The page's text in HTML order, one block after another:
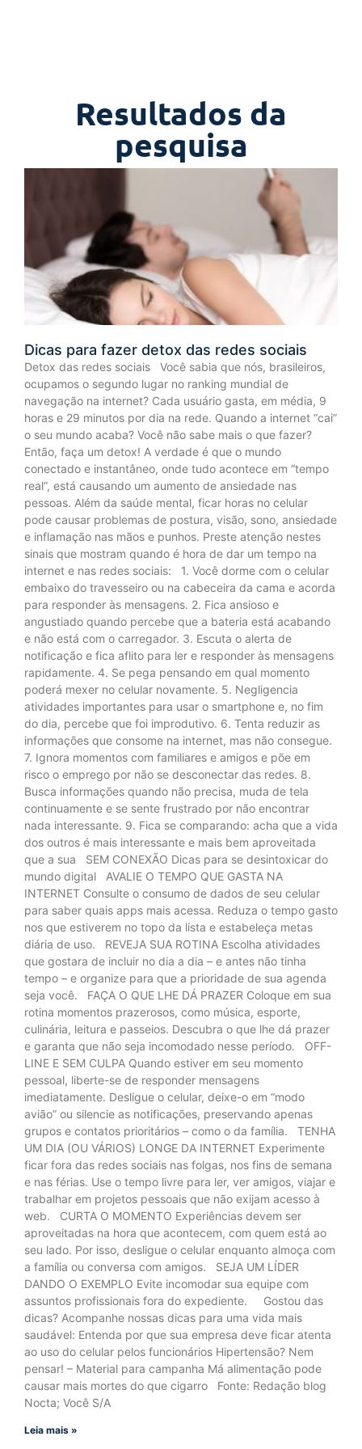
Resultados da
pesquisa
Dicas para fazer detox das redes sociais
Detox das redes sociais Você sabia que nós, brasileiros,
ocupamos o segundo lugar no ranking mundial de
navegação na internet? Cada usuário gasta, em média, 9
horas e 29 minutos por dia na rede. Quando a internet “cai”
o seu mundo acaba? Você não sabe mais o que fazer?
Então, faça um detox! A verdade é que o mundo
conectado e instantâneo, onde tudo acontece em “tempo
real”, está causando um aumento de ansiedade nas
pessoas. Além da saúde mental, ficar horas no celular
pode causar problemas de postura, visão, sono, ansiedade
e inflamação nas mãos e punhos. Preste atenção nestes
sinais que mostram quando é hora de dar um tempo na
internet e nas redes sociais: 1. Você dorme com o celular
embaixo do travesseiro ou na cabeceira da cama e acorda
para responder às mensagens. 2. Fica ansioso e
angustiado quando percebe que a bateria está acabando
e não está com o carregador. 3. Escuta o alerta de
notificação e fica aflito para ler e responder às mensagens
rapidamente. 4. Se pega pensando em qual momento
poderá mexer no celular novamente. 5. Negligencia
atividades importantes para usar o smartphone e, no fim
do dia, percebe que foi improdutivo. 6. Tenta reduzir as
informações que consome na internet, mas não consegue.
7. Ignora momentos com familiares e amigos e põe em
risco o emprego por não se desconectar das redes. 8.
Busca informações quando não precisa, muda de tela
continuamente e se sente frustrado por não encontrar
nada interessante. 9. Fica se comparando: acha que a vida
dos outros é mais interessante e mais bem aproveitada
que a sua SEM CONEXÃO Dicas para se desintoxicar do
mundo digital AVALIE O TEMPO QUE GASTA NA
INTERNET Consulte o consumo de dados de seu celular
para saber quais apps mais acessa. Reduza o tempo gasto
nos que estiverem no topo da lista e estabeleça metas
diária de uso. REVEJA SUA ROTINA Escolha atividades
que gostara de incluir no dia a dia – e antes não tinha
tempo – e organize para que a prioridade de sua agenda
seja você. FAÇA O QUE LHE DÁ PRAZER Coloque em sua
rotina momentos prazerosos, como música, esporte,
culinária, leitura e passeios. Descubra o que lhe dá prazer
e garanta que não seja incomodado nesse período. OFF-
LINE E SEM CULPA Quando estiver em seu momento
pessoal, liberte-se de responder mensagens
imediatamente. Desligue o celular, deixe-o em “modo
avião” ou silencie as notificações, preservando apenas
grupos e contatos prioritários – como o da família. TENHA
UM DIA (OU VÁRIOS) LONGE DA INTERNET Experimente
ficar fora das redes sociais nas folgas, nos fins de semana
e nas férias. Use o tempo livre para ler, ver amigos, viajar e
trabalhar em projetos pessoais que não exijam acesso à
web. CURTA O MOMENTO Experiências devem ser
aproveitadas na hora que acontecem, com quem está ao
seu lado. Por isso, desligue o celular enquanto almoça com
a família ou conversa com amigos. SEJA UM LÍDER
DANDO O EXEMPLO Evite incomodar sua equipe com
assuntos profissionais fora do expediente. Gostou das
dicas? Acompanhe nossas dicas para uma vida mais
saudável: Entenda por que sua empresa deve ficar atenta
ao uso do celular pelos funcionários Hipertensão? Nem
pensar! – Material para campanha Má alimentação pode
causar mais mortes do que cigarro Fonte: Redação blog
Nocta; Você S/A
Leia mais »